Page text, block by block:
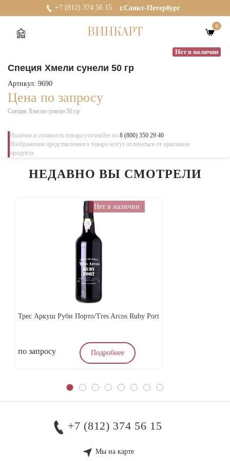
+7 (812) 374 56 15 г.Санкт-Петербург
ВИНКАРТ 0
Нет в наличии
Специя Хмели сунели 50 гр
Артикул: 9690
Цена по запросу
Специя Хмели сунели 50 гр
Наличие и стоимость товара уточняйте по 8 (800) 350 29 40
Изображения представленного товара могут отличаться от оригинала
продукта
НЕДАВНО ВЫ СМОТРЕЛИ
Нет в наличии
Трес Аркуш Руби Порто/Tres Arcos Ruby Port
по запросу Подробнее
+7 (812) 374 56 15
Мы на карте